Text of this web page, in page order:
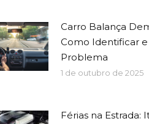
Carro Balança
Como Identificar e
Problema
1 de outubro de 2025
Férias na Estrada: